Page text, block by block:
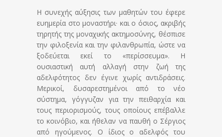
Η συνεχής αύξησις των μαθητών του έφερε
ευημερία στο μοναστήρι· και ο όσιος, ακριβής
τηρητής της μοναχικής ακτημοσύνης, θέσπισε
την φιλοξενία και την φιλανθρωπία, ώστε να
ξοδεύεται εκεί το «περίσσευμα». Η
ουσιαστική αυτή αλλαγή στην ζωή της
αδελφότητος δεν έγινε χωρίς αντιδράσεις.
Μερικοί, δυσαρεστημένοι από το νέο
σύστημα, γόγγυζαν για την πειθαρχία και
τους περιορισμούς, τους οποίους επέβαλλε
το κοινόβιο, και ήθελαν να παυθή ο Σέργιος
από ηγούμενος. Ο ίδιος ο αδελφός του